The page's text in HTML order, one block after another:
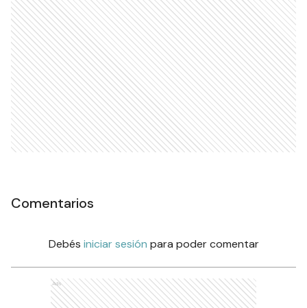
Comentarios
Debés iniciar sesión para poder comentar
Ads